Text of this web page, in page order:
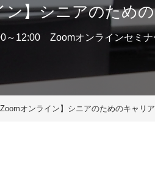
ン】シニアのため
～12:00 Zoomオンラインセミナ
Zoomオンライン】シニアのためのキャリ